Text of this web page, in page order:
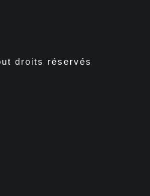
droits réservés